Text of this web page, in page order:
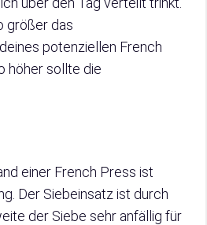
größer das
potenziellen French
höher sollte die
einer French Press ist
Der Siebeinsatz ist durch
der Siebe sehr anfällig für